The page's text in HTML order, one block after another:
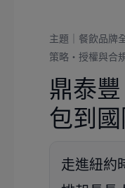
主題｜餐飲品牌
策略・授權與合
鼎泰
包到
走進紐約